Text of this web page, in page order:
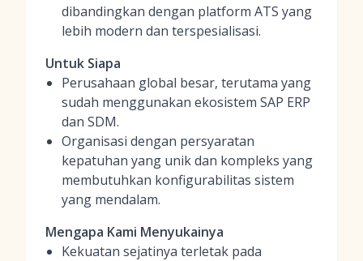
dibandingkan dengan platform ATS yang
lebih modern dan terspesialisasi.
Untuk Siapa
Perusahaan global besar, terutama yang
sudah menggunakan ekosistem SAP ERP
dan SDM.
Organisasi dengan persyaratan
kepatuhan yang unik dan kompleks yang
membutuhkan konfigurabilitas sistem
yang mendalam.
Mengapa Kami Menyukainya
Kekuatan sejatinya terletak pada